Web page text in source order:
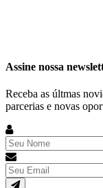
Assine nossa
Receba as últmas
parcerias e novas